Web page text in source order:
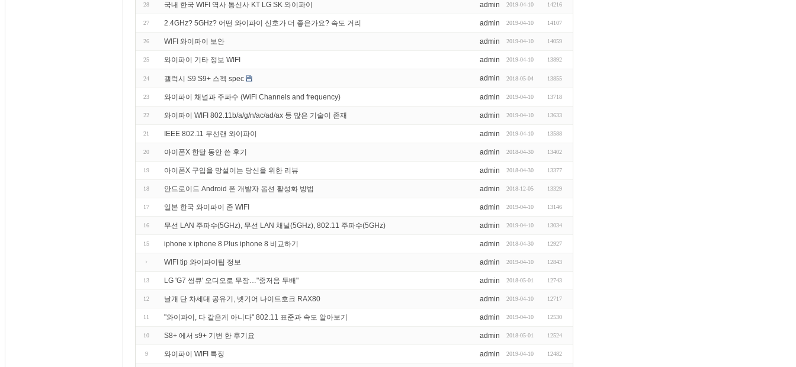
28 국내 한국 WIFI 역사 통신사 KT LG SK 와이파이 admin 2019-04-10 14216
27 2.4GHz? 5GHz? 어떤 와이파이 신호가 더 좋은가요? 속도 거리 admin 2019-04-10 14107
26 WIFI 와이파이 보안 admin 2019-04-10 14059
25 와이파이 기타 정보 WIFI admin 2019-04-10 13892
24 갤럭시 S9 S9+ 스펙 spec admin 2018-05-04 13855
23 와이파이 채널과 주파수 (WiFi Channels and frequency) admin 2019-04-10 13718
22 와이파이 WIFI 802.11b/a/g/n/ac/ad/ax 등 많은 기술이 존재 admin 2019-04-10 13633
21 IEEE 802.11 무선랜 와이파이 admin 2019-04-10 13588
20 아이폰X 한달 동안 쓴 후기 admin 2018-04-30 13402
19 아이폰X 구입을 망설이는 당신을 위한 리뷰 admin 2018-04-30 13377
18 안드로이드 Android 폰 개발자 옵션 활성화 방법 admin 2018-12-05 13329
17 일본 한국 와이파이 존 WIFI admin 2019-04-10 13146
16 무선 LAN 주파수(5GHz), 무선 LAN 채널(5GHz), 802.11 주파수(5GHz) admin 2019-04-10 13034
15 iphone x iphone 8 Plus iphone 8 비교하기 admin 2018-04-30 12927
WIFI tip 와이파이팁 정보 admin 2019-04-10 12843
13 LG 'G7 씽큐' 오디오로 무장…"중저음 두배" admin 2018-05-01 12743
12 날개 단 차세대 공유기, 넷기어 나이트호크 RAX80 admin 2019-04-10 12717
11 "와이파이, 다 같은게 아니다" 802.11 표준과 속도 알아보기 admin 2019-04-10 12530
10 S8+ 에서 s9+ 기변 한 후기요 admin 2018-05-01 12524
9 와이파이 WIFI 특징 admin 2019-04-10 12482